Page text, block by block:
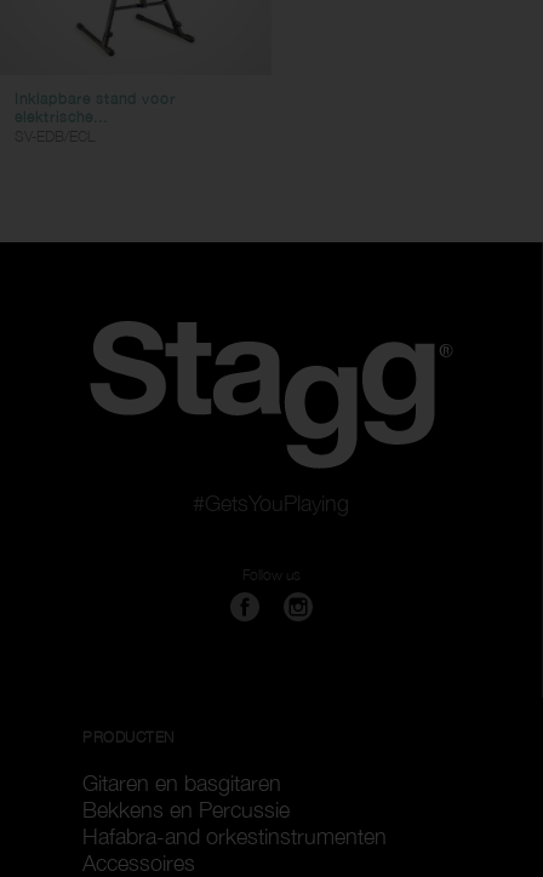
Inklapbare stand voor
elektrische...
#GetsYouPlaying
Follow us
PRODUCTEN
Gitaren en basgitaren
Bekkens en Percussie
Hafabra-and orkestinstrumenten
Accessoires